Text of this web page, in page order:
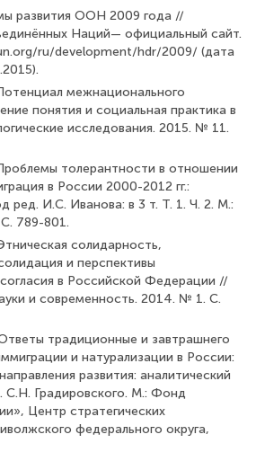
развития ООН 2009 года //
Наций— официальный сайт.
ru/development/hdr/2009/ (дата
межнационального
поня­тия и социальная практика в
исследования. 2015. № 11.
толерантности в отношении
в России 2000-2012 гг.:
ред. И.С. Иванова: в 3 т. Т. 1. Ч. 2. М.:
789-801.
солидарность,
и перспективы
в Российской Федерации //
и современность. 2014. № 1. С.
традиционные и завтрашнего
и натурализации в России:
развития: ана­литический
С.Н. Градировского. М.: Фонд
Центр стратегических
федерального округа,